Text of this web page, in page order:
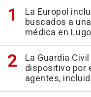
La Europol
buscados a
médica en
La Guardia
dispositivo por
agentes,